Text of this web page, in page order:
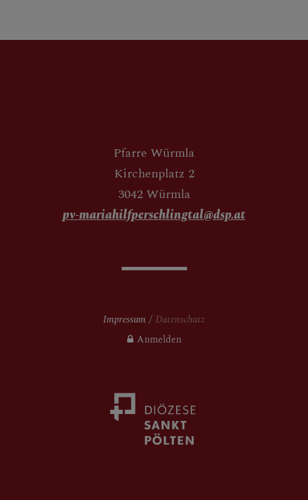
Pfarre Würmla
Kirchenplatz 2
3042 Würmla
pv-mariahilfperschlingtal@dsp.at
Impressum
Datenschutz
Anmelden